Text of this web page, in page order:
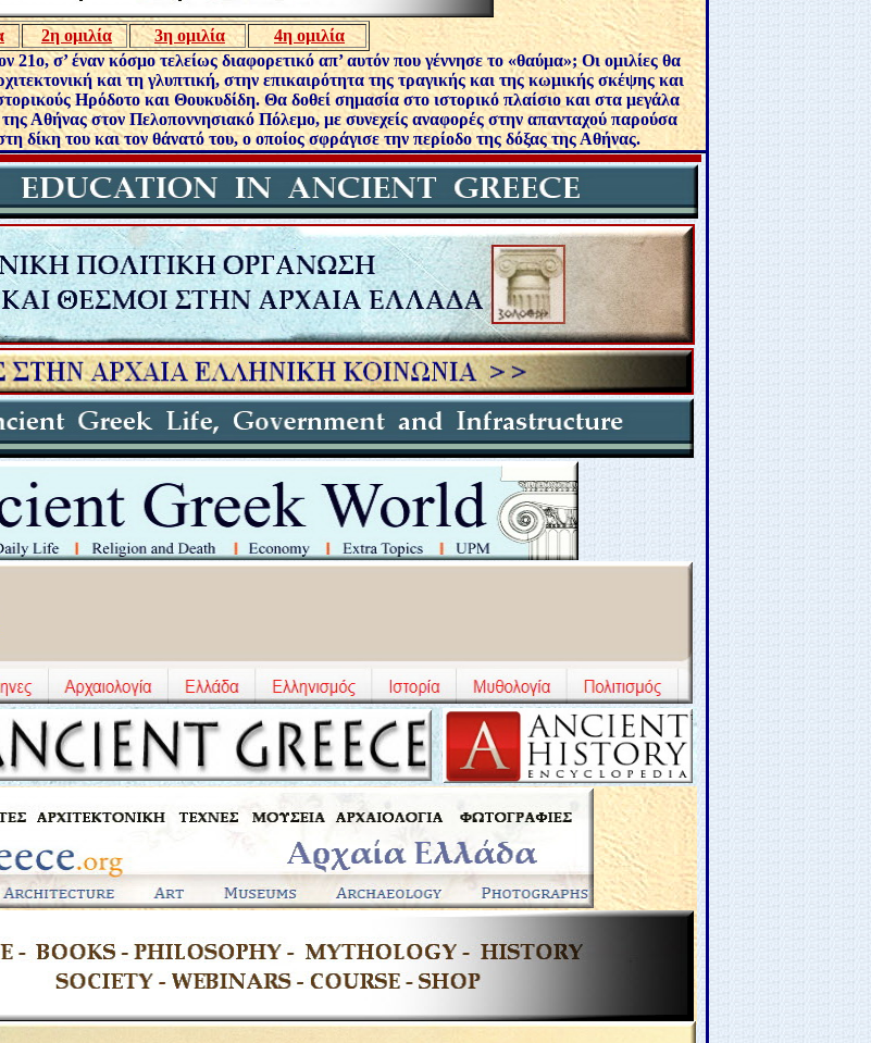
2η ομιλία 3η ομιλία
4η ομιλία
21ο, σ’ έναν κόσμο τελείως διαφορετικό απ’ αυτόν που γέννησε το «θαύμα»; Οι ομιλίες θα
και τη γλυπτική, στην επικαιρότητα της τραγικής και της κωμικής σκέψης και
Ηρόδοτο και Θουκυδίδη. Θα δοθεί σημασία στο ιστορικό πλαίσιο και στα μεγάλα
Αθήνας στον Πελοποννησιακό Πόλεμο, με συνεχείς αναφορές στην απανταχού παρούσα
δίκη του και τον θάνατό του, ο οποίος σφράγισε την περίοδο της δόξας της Αθήνας.